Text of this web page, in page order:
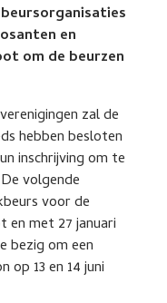
en
om de beurzen
zal de
hebben besloten
inschrijving om te
volgende
voor de
met 27 januari
bezig om een
op 13 en 14 juni